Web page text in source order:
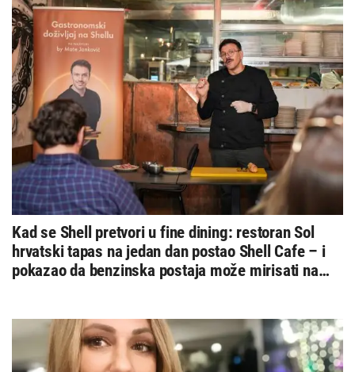
Kad se Shell pretvori u fine dining: restoran Sol
hrvatski tapas na jedan dan postao Shell Cafe – i
pokazao da benzinska postaja može mirisati na